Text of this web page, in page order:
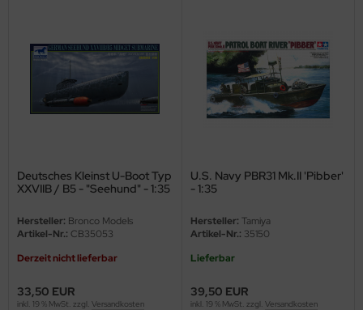
Deutsches Kleinst U-Boot Typ
XXVIIB / B5 - "Seehund" - 1:35
Hersteller: Bronco Models
Artikel-Nr.: CB35053
Derzeit nicht lieferbar
33,50 EUR
inkl. 19 % MwSt. zzgl. Versandkosten
U.S. Navy PBR31 Mk.II 'Pibber'
- 1:35
Hersteller: Tamiya
Artikel-Nr.: 35150
Lieferbar
39,50 EUR
inkl. 19 % MwSt. zzgl. Versandkosten